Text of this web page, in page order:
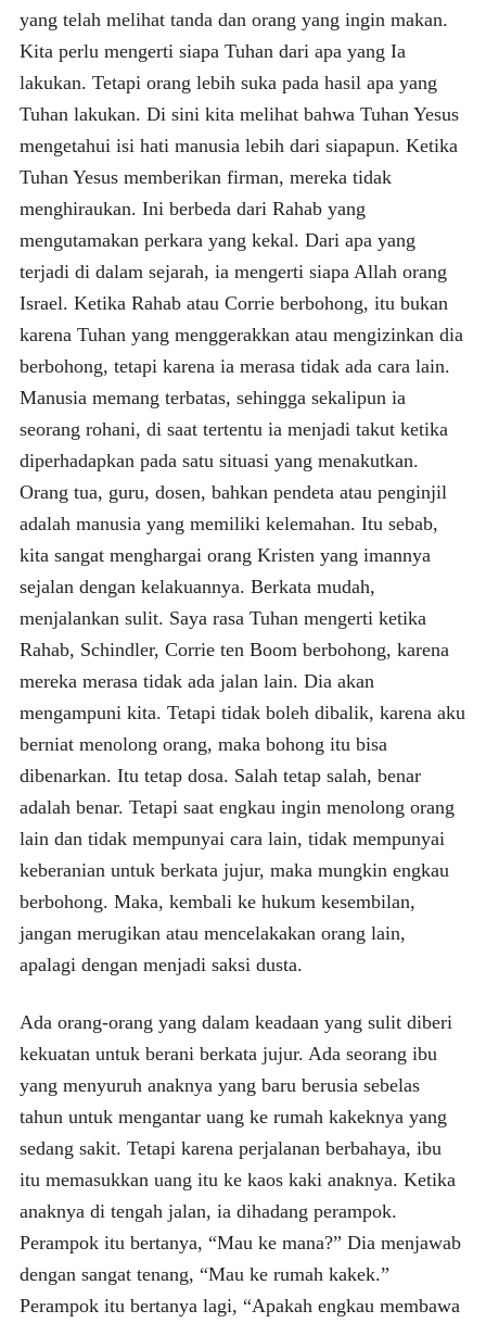
yang telah melihat tanda dan orang yang ingin makan.
Kita perlu mengerti siapa Tuhan dari apa yang Ia
lakukan. Tetapi orang lebih suka pada hasil apa yang
Tuhan lakukan. Di sini kita melihat bahwa Tuhan Yesus
mengetahui isi hati manusia lebih dari siapapun. Ketika
Tuhan Yesus memberikan firman, mereka tidak
menghiraukan. Ini berbeda dari Rahab yang
mengutamakan perkara yang kekal. Dari apa yang
terjadi di dalam sejarah, ia mengerti siapa Allah orang
Israel. Ketika Rahab atau Corrie berbohong, itu bukan
karena Tuhan yang menggerakkan atau mengizinkan dia
berbohong, tetapi karena ia merasa tidak ada cara lain.
Manusia memang terbatas, sehingga sekalipun ia
seorang rohani, di saat tertentu ia menjadi takut ketika
diperhadapkan pada satu situasi yang menakutkan.
Orang tua, guru, dosen, bahkan pendeta atau penginjil
adalah manusia yang memiliki kelemahan. Itu sebab,
kita sangat menghargai orang Kristen yang imannya
sejalan dengan kelakuannya. Berkata mudah,
menjalankan sulit. Saya rasa Tuhan mengerti ketika
Rahab, Schindler, Corrie ten Boom berbohong, karena
mereka merasa tidak ada jalan lain. Dia akan
mengampuni kita. Tetapi tidak boleh dibalik, karena aku
berniat menolong orang, maka bohong itu bisa
dibenarkan. Itu tetap dosa. Salah tetap salah, benar
adalah benar. Tetapi saat engkau ingin menolong orang
lain dan tidak mempunyai cara lain, tidak mempunyai
keberanian untuk berkata jujur, maka mungkin engkau
berbohong. Maka, kembali ke hukum kesembilan,
jangan merugikan atau mencelakakan orang lain,
apalagi dengan menjadi saksi dusta.
Ada orang-orang yang dalam keadaan yang sulit diberi
kekuatan untuk berani berkata jujur. Ada seorang ibu
yang menyuruh anaknya yang baru berusia sebelas
tahun untuk mengantar uang ke rumah kakeknya yang
sedang sakit. Tetapi karena perjalanan berbahaya, ibu
itu memasukkan uang itu ke kaos kaki anaknya. Ketika
anaknya di tengah jalan, ia dihadang perampok.
Perampok itu bertanya, “Mau ke mana?” Dia menjawab
dengan sangat tenang, “Mau ke rumah kakek.”
Perampok itu bertanya lagi, “Apakah engkau membawa